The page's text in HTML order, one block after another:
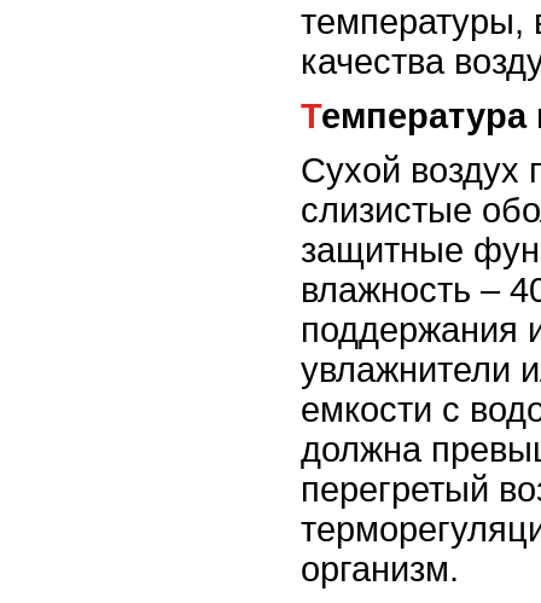
температуры,
качества
Сухой воздух
слизистые
защитные
влажность –
поддержания
увлажнители
емкости с
должна
перегретый
организм.